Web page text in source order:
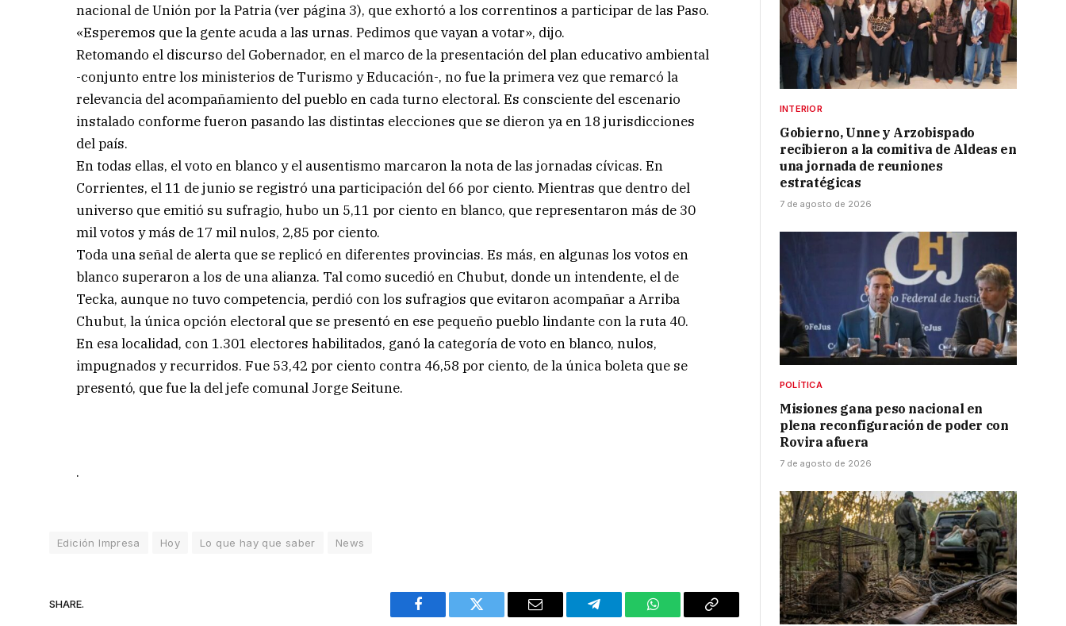
nacional de Unión por la Patria (ver página 3), que exhortó a los correntinos a participar de las Paso.
«Esperemos que la gente acuda a las urnas. Pedimos que vayan a votar», dijo.
Retomando el discurso del Gobernador, en el marco de la presentación del plan educativo ambiental
-conjunto entre los ministerios de Turismo y Educación-, no fue la primera vez que remarcó la
relevancia del acompañamiento del pueblo en cada turno electoral. Es consciente del escenario
instalado conforme fueron pasando las distintas elecciones que se dieron ya en 18 jurisdicciones
del país.
En todas ellas, el voto en blanco y el ausentismo marcaron la nota de las jornadas cívicas. En
Corrientes, el 11 de junio se registró una participación del 66 por ciento. Mientras que dentro del
universo que emitió su sufragio, hubo un 5,11 por ciento en blanco, que representaron más de 30
mil votos y más de 17 mil nulos, 2,85 por ciento.
Toda una señal de alerta que se replicó en diferentes provincias. Es más, en algunas los votos en
blanco superaron a los de una alianza. Tal como sucedió en Chubut, donde un intendente, el de
Tecka, aunque no tuvo competencia, perdió con los sufragios que evitaron acompañar a Arriba
Chubut, la única opción electoral que se presentó en ese pequeño pueblo lindante con la ruta 40.
En esa localidad, con 1.301 electores habilitados, ganó la categoría de voto en blanco, nulos,
impugnados y recurridos. Fue 53,42 por ciento contra 46,58 por ciento, de la única boleta que se
presentó, que fue la del jefe comunal Jorge Seitune.
.
Edición Impresa Hoy Lo que hay que saber News
SHARE.
Facebook Twitter Email Telegram WhatsAppCopy
INTERIOR
Gobierno, Unne y Arzobispado
recibieron a la comitiva de Aldeas en
una jornada de reuniones
estratégicas
7 de agosto de 2026
POLÍTICA
Misiones gana peso nacional en
plena reconfiguración de poder con
Rovira afuera
7 de agosto de 2026